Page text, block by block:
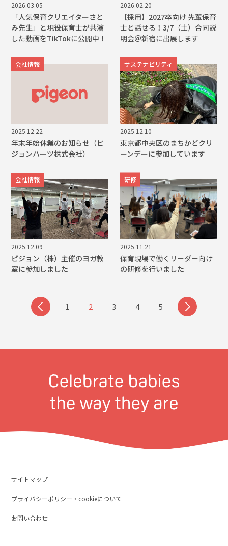
2026.03.05
「人気保育クリエイターさと
み先生」と現役保育士が共演
した動画をTikTokに公開中！
2026.02.20
【採用】2027卒向け 先輩保育
士と話せる！3/7（土）合同説
明会＠新宿に出展します
会社情報
2025.12.22
年末年始休業のお知らせ（ピ
ジョンハーツ株式会社）
サステナビリティ
2025.12.10
東京都中央区のまちかどクリ
ーンデーに参加しています
会社情報
2025.12.09
ピジョン（株）主催のヨガ教
室に参加しました
研修
2025.11.21
保育現場で働くリーダー向け
の研修を行いました
1 2 3 4 5
サイトマップ
プライバシーポリシー・cookieについて
お問い合わせ